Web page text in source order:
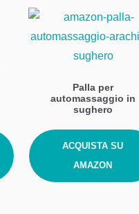
Palla per
automassaggio in
sughero
ACQUISTA SU
AMAZON